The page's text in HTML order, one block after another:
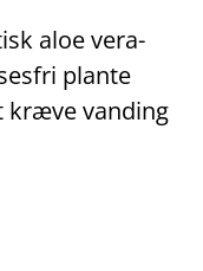
aloe vera-
plante
kræve vanding